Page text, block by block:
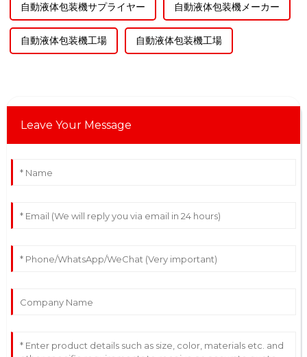
自動液体包装機サプライヤー 自動液体包装機メーカー
自動液体包装機工場 自動液体包装機工場
Leave Your Message